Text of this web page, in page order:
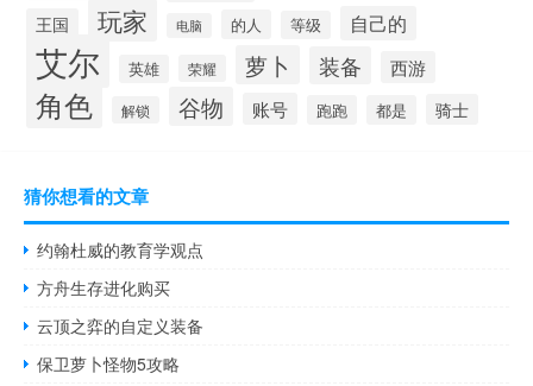
王国 玩家 电脑 的人 等级 自己的
艾尔 英雄 荣耀 萝卜 装备 西游
角色 解锁 谷物 账号 跑跑 都是 骑士
猜你想看的文章
约翰杜威的教育学观点
方舟生存进化购买
云顶之弈的自定义装备
保卫萝卜怪物5攻略